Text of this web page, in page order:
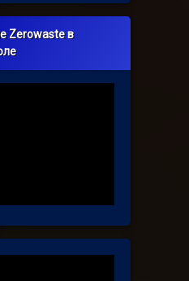
Zerowaste в